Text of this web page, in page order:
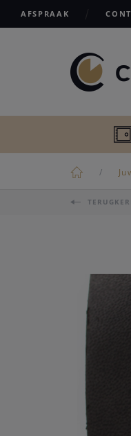
AFSPRAAK